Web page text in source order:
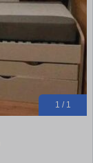
1 / 1